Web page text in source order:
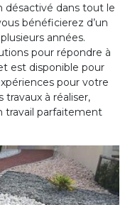
dans tout le
bénéficierez d’un
années.
pour répondre à
est disponible pour
pour votre
à réaliser,
travail parfaitement